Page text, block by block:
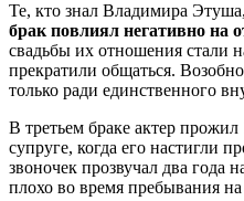
Те, кто знал Владимира
брак повлиял негативно на
свадьбы их отношения стали
прекратили общаться.
только ради единственного
В третьем браке актер прожил
супруге, когда его настигли
звоночек прозвучал два года
плохо во время пребывания на